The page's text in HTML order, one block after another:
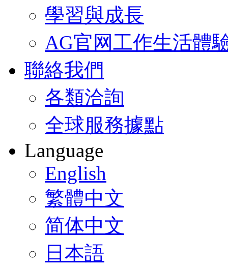
學習與成長
AG官网工作生活體
聯絡我們
各類洽詢
全球服務據點
Language
English
繁體中文
简体中文
日本語